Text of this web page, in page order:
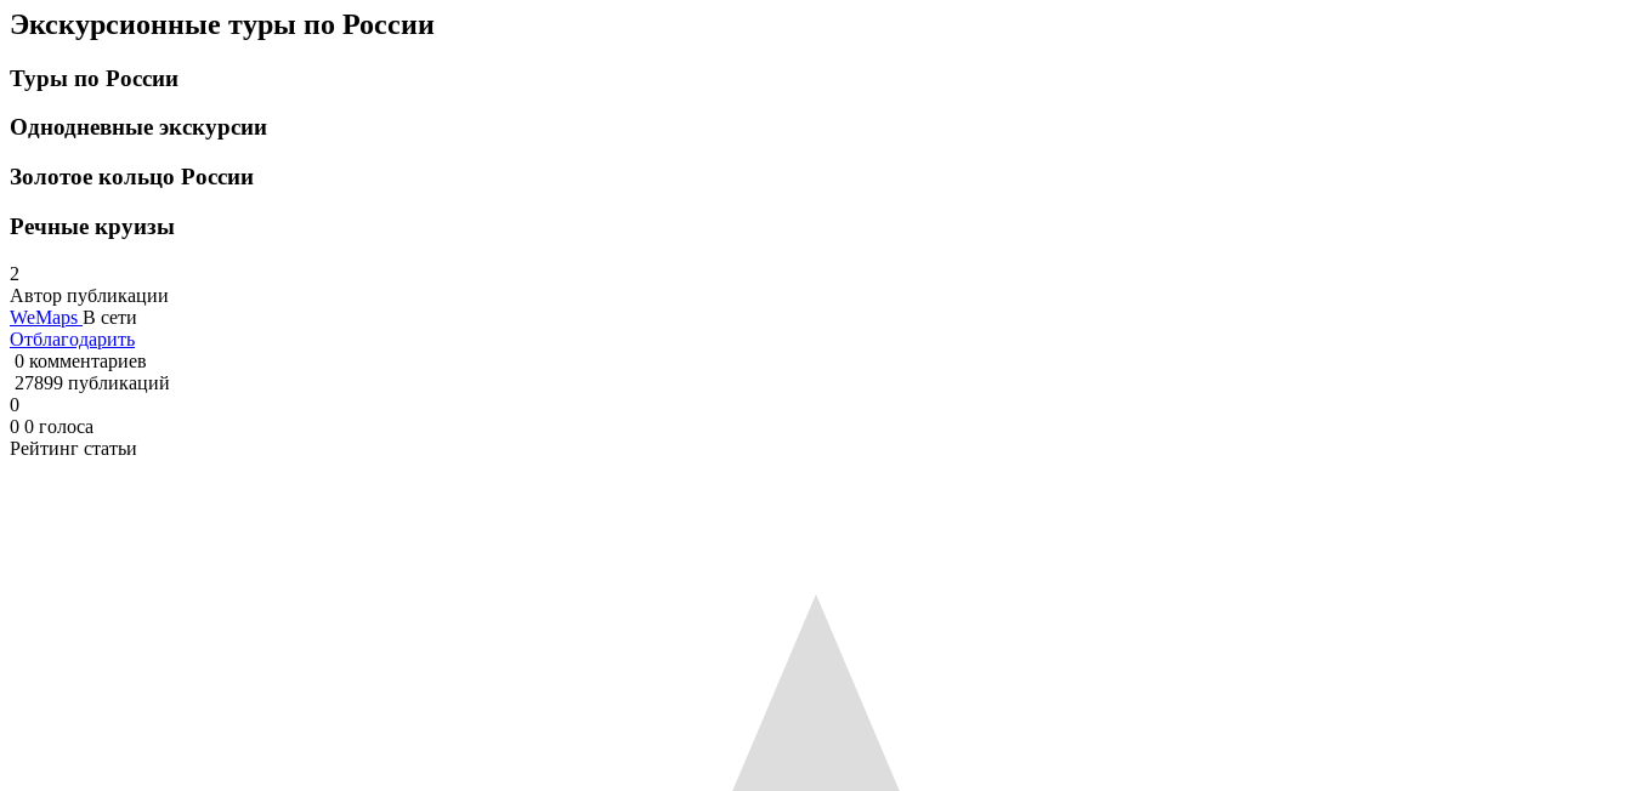
Экскурсионные туры по России
Туры по России
Однодневные экскурсии
Золотое кольцо России
Речные круизы
2
Автор публикации
WeMaps В сети
Отблагодарить
0 комментариев
27899 публикаций
0
0 0 голоса
Рейтинг статьи